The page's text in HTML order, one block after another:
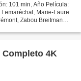
101 min, Año Película:
Marie-Laure
Zabou Breitman
Completo 4K